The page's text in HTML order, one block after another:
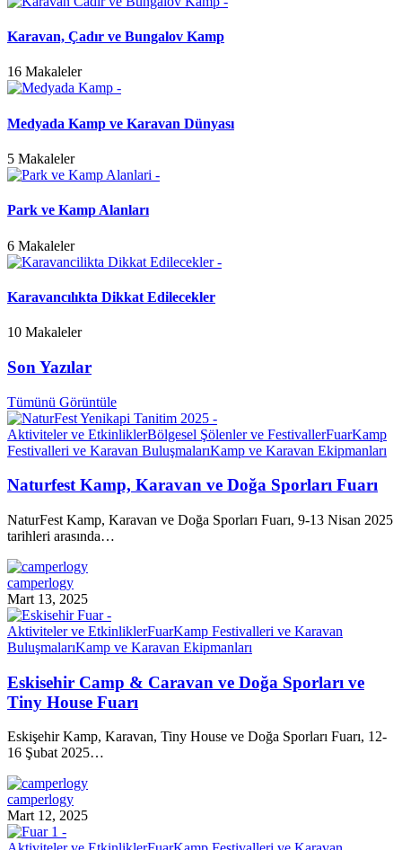
Karavan, Çadır ve Bungalov Kamp
16 Makaleler
Medyada Kamp ve Karavan Dünyası
5 Makaleler
Park ve Kamp Alanları
6 Makaleler
Karavancılıkta Dikkat Edilecekler
10 Makaleler
Son Yazılar
Tümünü Görüntüle
Aktiviteler ve EtkinliklerBölgesel Şölenler ve FestivallerFuarKamp
Festivalleri ve Karavan BuluşmalarıKamp ve Karavan Ekipmanları
Naturfest Kamp, Karavan ve Doğa Sporları Fuarı
NaturFest Kamp, Karavan ve Doğa Sporları Fuarı, 9-13 Nisan 2025
tarihleri arasında…
camperlogy
Mart 13, 2025
Aktiviteler ve EtkinliklerFuarKamp Festivalleri ve Karavan
BuluşmalarıKamp ve Karavan Ekipmanları
Eskisehir Camp & Caravan ve Doğa Sporları ve
Tiny House Fuarı
Eskişehir Kamp, Karavan, Tiny House ve Doğa Sporları Fuarı, 12-
16 Şubat 2025…
camperlogy
Mart 12, 2025